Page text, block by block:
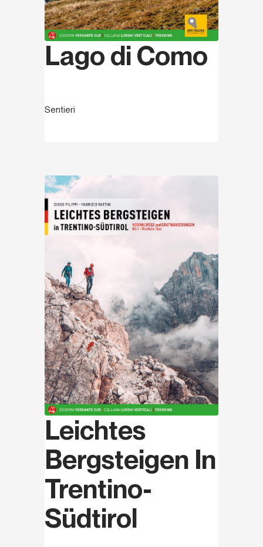
Lago di Como
Sentieri
Leichtes
Bergsteigen In
Trentino-
Südtirol